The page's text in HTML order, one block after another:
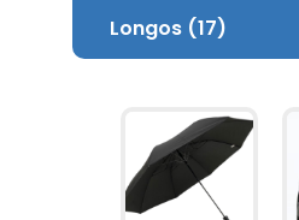
Longos (17)